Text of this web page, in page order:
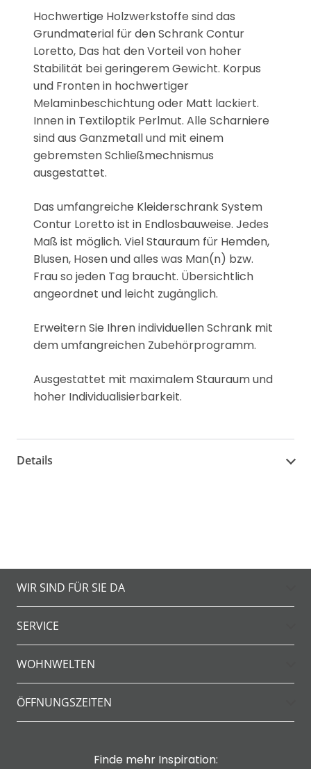
Hochwertige Holzwerkstoffe sind das
Grundmaterial für den Schrank Contur
Loretto, Das hat den Vorteil von hoher
Stabilität bei geringerem Gewicht. Korpus
und Fronten in hochwertiger
Melaminbeschichtung oder Matt lackiert.
Innen in Textiloptik Perlmut. Alle Scharniere
sind aus Ganzmetall und mit einem
gebremsten Schließmechnismus
ausgestattet.
Das umfangreiche Kleiderschrank System
Contur Loretto ist in Endlosbauweise. Jedes
Maß ist möglich. Viel Stauraum für Hemden,
Blusen, Hosen und alles was Man(n) bzw.
Frau so jeden Tag braucht. Übersichtlich
angeordnet und leicht zugänglich.
Erweitern Sie Ihren individuellen Schrank mit
dem umfangreichen Zubehörprogramm.
Ausgestattet mit maximalem Stauraum und
hoher Individualisierbarkeit.
Details
WIR SIND FÜR SIE DA
SERVICE
WOHNWELTEN
ÖFFNUNGSZEITEN
Finde mehr Inspiration: